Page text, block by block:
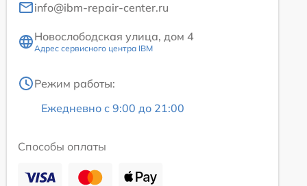
info@ibm-repair-center.ru
Новослободская улица, дом 4
Адрес сервисного центра IBM
Режим работы:
Ежедневно с 9:00 до 21:00
Способы оплаты